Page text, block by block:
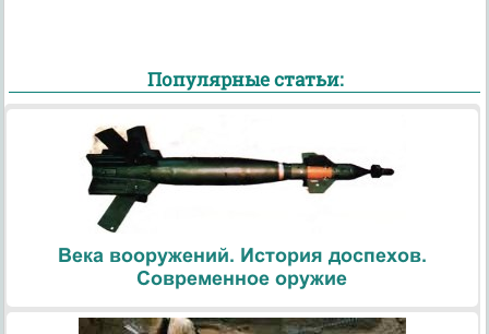
Популярные статьи:
Века вооружений. История доспехов.
Современное оружие